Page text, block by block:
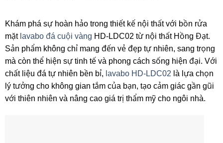
Khám phá sự hoàn hảo trong thiết kế nội thất với bồn rửa
mặt lavabo đá cuội vàng HD-LDC02 từ nội thất Hồng Đạt.
Sản phẩm không chỉ mang đến vẻ đẹp tự nhiên, sang trọng
mà còn thể hiện sự tinh tế và phong cách sống hiện đại. Với
chất liệu đá tự nhiên bền bỉ, lavabo HD-LDC02 là lựa chọn
lý tưởng cho không gian tắm của bạn, tạo cảm giác gần gũi
với thiên nhiên và nâng cao giá trị thẩm mỹ cho ngôi nhà.